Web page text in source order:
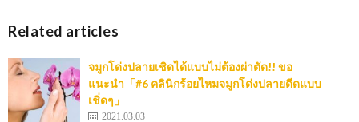
Related articles
จมูกโด่งปลายเชิดได้แบบไม่ต้องผ่าตัด!! ขอ
แนะนำ「#6 คลินิกร้อยไหมจมูกโด่งปลายดีดแบบ
เชิ่ดๆ」
2021.03.03